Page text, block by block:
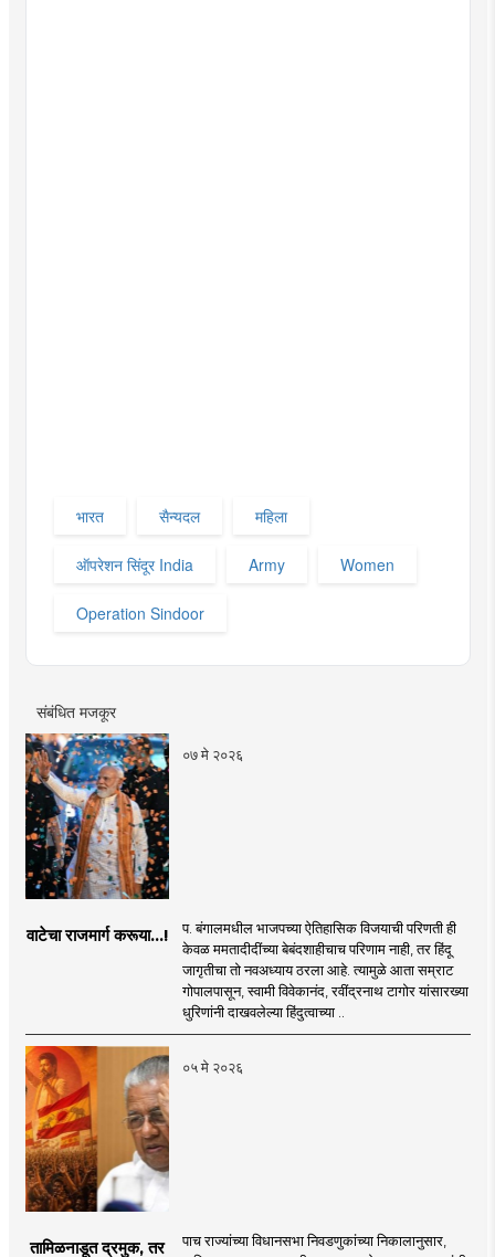
भारत सैन्यदल महिला
ऑपरेशन सिंदूर India Army Women
Operation Sindoor
संबंधित मजकूर
०७ मे २०२६
वाटेचा राजमार्ग करूया...!
प. बंगालमधील भाजपच्या ऐतिहासिक विजयाची परिणती ही
केवळ ममतादीदींच्या बेबंदशाहीचाच परिणाम नाही, तर हिंदू
जागृतीचा तो नवअध्याय ठरला आहे. त्यामुळे आता सम्राट
गोपालपासून, स्वामी विवेकानंद, रवींद्रनाथ टागोर यांसारख्या
धुरिणांनी दाखवलेल्या हिंदुत्वाच्या ..
०५ मे २०२६
तामिळनाडूत द्रमुक, तर
पाच राज्यांच्या विधानसभा निवडणुकांच्या निकालानुसार,